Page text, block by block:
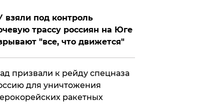
взяли под контроль
трассу россиян на Юге
"все, что движется"
призвали к рейду спецназа
для уничтожения
ракетных